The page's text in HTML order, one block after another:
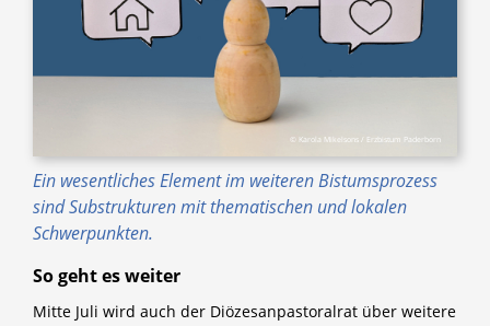
© Karola Mikelsons / Erzbistum Paderborn
Ein wesentliches Element im weiteren Bistumsprozess
sind Substrukturen mit thematischen und lokalen
Schwerpunkten.
So geht es weiter
Mitte Juli wird auch der Diözesanpastoralrat über weitere